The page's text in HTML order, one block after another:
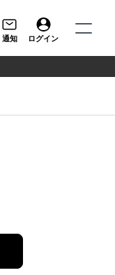
通知 ログイン